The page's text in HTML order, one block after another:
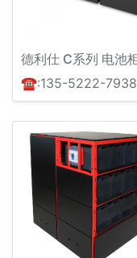
☎:135-5222-7938